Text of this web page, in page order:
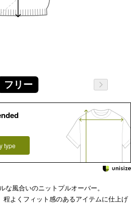
フリー
type
な風合いのニットプルオーバー。
程よくフィット感のあるアイテムに仕上げ